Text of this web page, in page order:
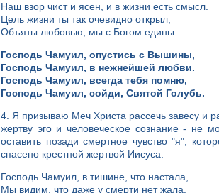
Наш взор чист и ясен, и в жизни есть смысл.
Цель жизни ты так очевидно открыл,
Объяты любовью, мы с Богом едины.
Господь Чамуил, опустись с Вышины,
Господь Чамуил, в нежнейшей любви.
Господь Чамуил, всегда тебя помню,
Господь Чамуил, сойди, Святой Голубь.
4. Я призываю Меч Христа рассечь завесу и
жертву эго и человеческое сознание - не
оставить позади смертное чувство "я",
спасено крестной жертвой Иисуса.
Господь Чамуил, в тишине, что настала,
Мы видим, что даже у смерти нет жала.